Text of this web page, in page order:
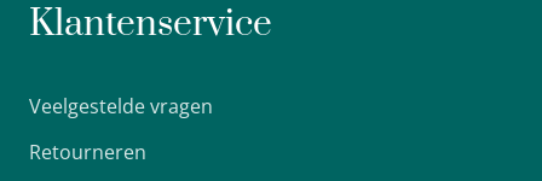
Klantenservice
Veelgestelde vragen
Retourneren